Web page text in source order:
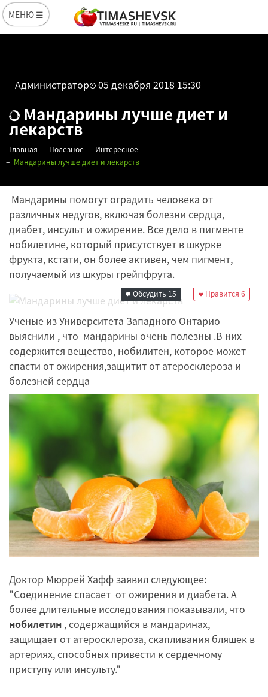
МЕНЮ ☰
Администратор 05 декабря 2018 15:30
Мандарины лучше диет и
лекарств
Главная Полезное
Интересное
Мандарины лучше диет и лекарств
Мандарины помогут оградить человека от
различных недугов, включая болезни сердца,
диабет, инсульт и ожирение. Все дело в пигменте
нобилетине, который присутствует в шкурке
фрукта, кстати, он более активен, чем пигмент,
получаемый из шкуры грейпфрута.
Редакция
05 декабря 2018
15:30
Нравится 6
Обсудить 15
Ученые из Университета Западного Онтарио
выяснили , что мандарины очень полезны .В них
содержится вещество, нобилитен, которое может
спасти от ожирения,защитит от атеросклероза и
болезней сердца
Доктор Мюррей Хафф заявил следующее:
"Соединение спасает от ожирения и диабета. А
более длительные исследования показывали, что
нобилетин , содержащийся в мандаринах,
защищает от атеросклероза, скапливания бляшек в
артериях, способных привести к сердечному
приступу или инсульту."